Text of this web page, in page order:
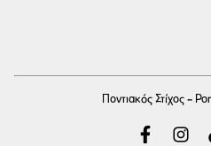
Ποντιακός Στίχος -